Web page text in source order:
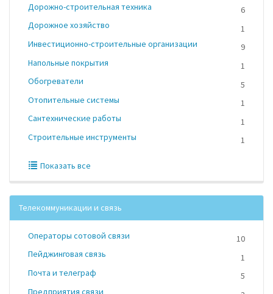
Дорожно-строительная техника
6
Дорожное хозяйство
1
Инвестиционно-строительные организации
9
Напольные покрытия
1
Обогреватели
5
Отопительные системы
1
Сантехнические работы
1
Строительные инструменты
1
Показать все
Телекоммуникации и связь
Операторы сотовой связи
10
Пейджинговая связь
1
Почта и телеграф
5
Предприятия связи